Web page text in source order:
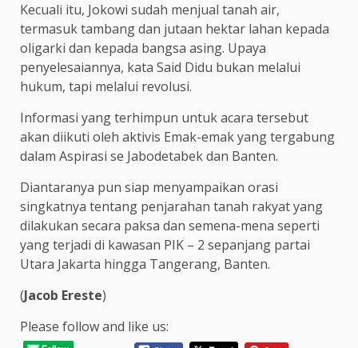
Kecuali itu, Jokowi sudah menjual tanah air,
termasuk tambang dan jutaan hektar lahan kepada
oligarki dan kepada bangsa asing. Upaya
penyelesaiannya, kata Said Didu bukan melalui
hukum, tapi melalui revolusi.
Informasi yang terhimpun untuk acara tersebut
akan diikuti oleh aktivis Emak-emak yang tergabung
dalam Aspirasi se Jabodetabek dan Banten.
Diantaranya pun siap menyampaikan orasi
singkatnya tentang penjarahan tanah rakyat yang
dilakukan secara paksa dan semena-mena seperti
yang terjadi di kawasan PIK – 2 sepanjang partai
Utara Jakarta hingga Tangerang, Banten.
(Jacob Ereste)
Please follow and like us: